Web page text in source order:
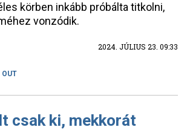
körben inkább próbálta titkolni,
vonzódik.
2024. JÚLIUS 23. 09:33
OUT
csak ki, mekkorát